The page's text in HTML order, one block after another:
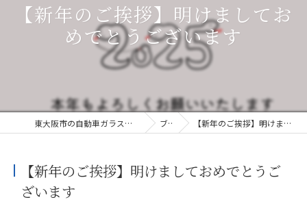
【新年のご挨拶】明けましてお
めでとうございます
東大阪市の自動車ガラス専門店・株式会社水野ガラス ブログ 【新年のご挨拶】明けましておめでとうございます
【新年のご挨拶】明けましておめでとうご
ざいます